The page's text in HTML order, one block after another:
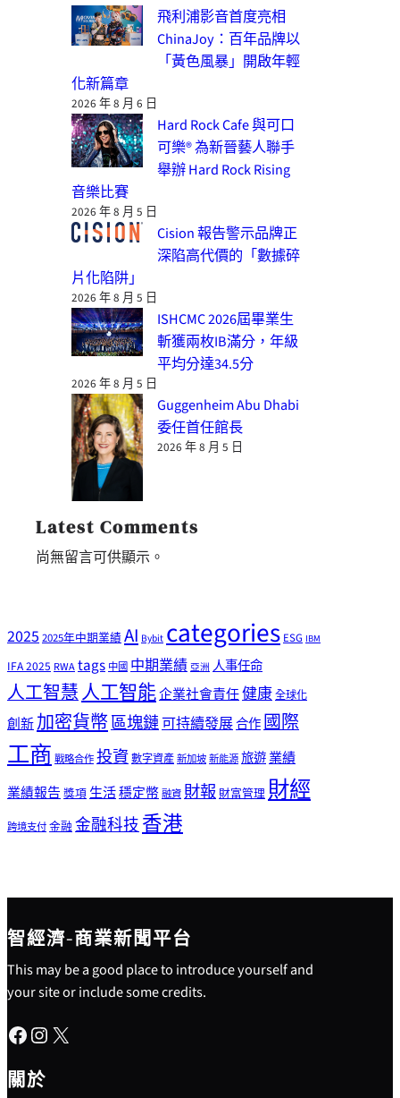
飛利浦影音首度亮相
ChinaJoy：百年品牌以
「黃色風暴」開啟年輕
化新篇章
2026 年 8 月 6 日
Hard Rock Cafe 與可口
可樂® 為新晉藝人聯手
舉辦 Hard Rock Rising
音樂比賽
2026 年 8 月 5 日
Cision 報告警示品牌正
深陷高代價的「數據碎
片化陷阱」
2026 年 8 月 5 日
ISHCMC 2026屆畢業生
斬獲兩枚IB滿分，年級
平均分達34.5分
2026 年 8 月 5 日
Guggenheim Abu Dhabi
委任首任館長
2026 年 8 月 5 日
Latest Comments
尚無留言可供顯示。
2025 2025年中期業績AI Bybitcategories ESG IBM
IFA 2025 RWAtags 中國 中期業績 亞洲 人事任命
人工智慧人工智能企業社會責任健康全球化
創新加密貨幣區塊鏈可持續發展合作國際
工商 戰略合作投資數字資產新加坡新能源旅遊業績
業績報告 獎項生活穩定幣融資 財報 財富管理 財經
跨境支付金融 金融科技 香港
智經濟-商業新聞平台
This may be a good place to introduce yourself and
your site or include some credits.
Facebook Instagram X
關於